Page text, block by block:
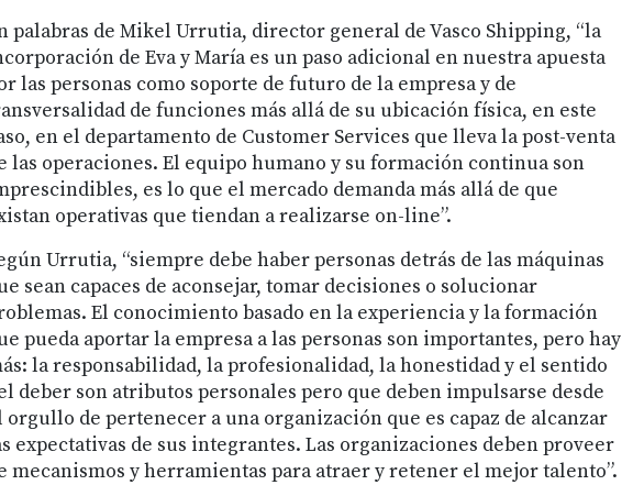
palabras de Mikel Urrutia, director general de Vasco Shipping, “la
de Eva y María es un paso adicional en nuestra apuesta
las personas como soporte de futuro de la empresa y de
de funciones más allá de su ubicación física, en este
en el departamento de Customer Services que lleva la post-venta
las operaciones. El equipo humano y su formación continua son
es lo que el mercado demanda más allá de que
operativas que tiendan a realizarse on-line”.
Urrutia, “siempre debe haber personas detrás de las máquinas
sean capaces de aconsejar, tomar decisiones o solucionar
El conocimiento basado en la experiencia y la formación
pueda aportar la empresa a las personas son importantes, pero hay
la responsabilidad, la profesionalidad, la honestidad y el sentido
deber son atributos personales pero que deben impulsarse desde
orgullo de pertenecer a una organización que es capaz de alcanzar
expectativas de sus integrantes. Las organizaciones deben proveer
mecanismos y herramientas para atraer y retener el mejor talento”.